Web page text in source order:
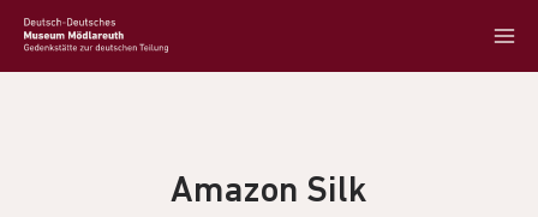
Amazon Silk